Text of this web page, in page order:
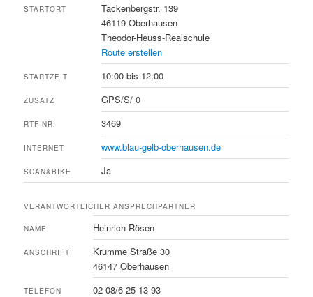
STARTORT
Tackenbergstr. 139
46119 Oberhausen
Theodor-Heuss-Realschule
Route erstellen
STARTZEIT 10:00 bis 12:00
ZUSATZ GPS/S/ 0
RTF-NR. 3469
INTERNET www.blau-gelb-oberhausen.de
SCAN&BIKE Ja
VERANTWORTLICHER ANSPRECHPARTNER
NAME Heinrich Rösen
ANSCHRIFT
Krumme Straße 30
46147 Oberhausen
TELEFON 02 08/6 25 13 93